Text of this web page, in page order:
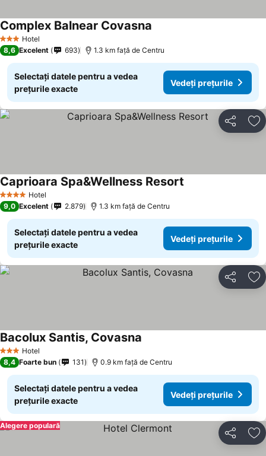
3 SteleHotel
Complex Balnear Covasna
8,6 Excelent 693 1.3 km faţă de Centru
Selectați datele pentru a vedea
prețurile exacte
Vedeți prețurile
Distribuiți
4 Stele Hotel
Caprioara Spa&Wellness Resort
9,0 Excelent 2.879 1.3 km faţă de Centru
Selectați datele pentru a vedea
prețurile exacte
Vedeți prețurile
Distribuiți
3 SteleHotel
Bacolux Santis, Covasna
8,4 Foarte bun 131 0.9 km faţă de Centru
Selectați datele pentru a vedea
prețurile exacte
Vedeți prețurile
Distribuiți
Alegere populară